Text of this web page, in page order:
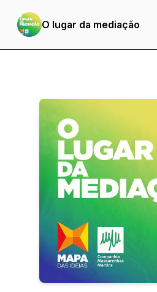
O lugar da mediação